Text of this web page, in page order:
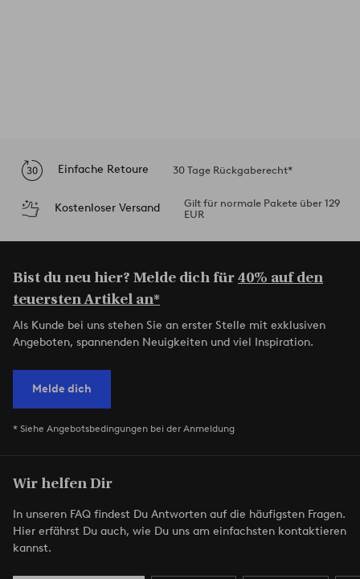
Einfache Retoure 30 Tage Rückgaberecht*
Kostenloser Versand
Gilt für normale Pakete über 129
EUR
Bist du neu hier? Melde dich für40% auf den
teuersten Artikel an*
Als Kunde bei uns stehen Sie an erster Stelle mit exklusiven
Angeboten, spannenden Neuigkeiten und viel Inspiration.
Melde dich
* Siehe Angebotsbedingungen bei der Anmeldung
Wir helfen Dir
In unseren FAQ findest Du Antworten auf die häufigsten Fragen.
Hier erfährst Du auch, wie Du uns am einfachsten kontaktieren
kannst.